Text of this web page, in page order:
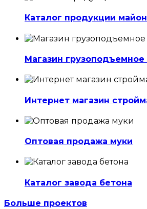
Каталог продукции
Магазин
Интернет магазин
Оптовая продажа муки
Каталог завода бетона
Больше проектов